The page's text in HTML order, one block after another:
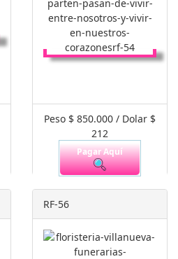
Peso $ 850.000 / Dolar $
212
Pagar Aquí
RF-56